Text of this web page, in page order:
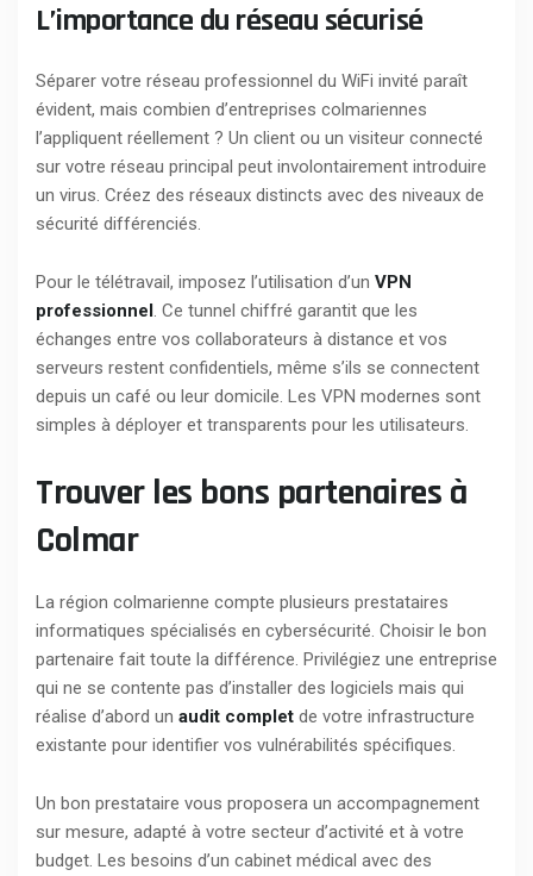
L’importance du réseau sécurisé
Séparer votre réseau professionnel du WiFi invité paraît
évident, mais combien d’entreprises colmariennes
l’appliquent réellement ? Un client ou un visiteur connecté
sur votre réseau principal peut involontairement introduire
un virus. Créez des réseaux distincts avec des niveaux de
sécurité différenciés.
Pour le télétravail, imposez l’utilisation d’un VPN
professionnel . Ce tunnel chiffré garantit que les
échanges entre vos collaborateurs à distance et vos
serveurs restent confidentiels, même s’ils se connectent
depuis un café ou leur domicile. Les VPN modernes sont
simples à déployer et transparents pour les utilisateurs.
Trouver les bons partenaires à
Colmar
La région colmarienne compte plusieurs prestataires
informatiques spécialisés en cybersécurité. Choisir le bon
partenaire fait toute la différence. Privilégiez une entreprise
qui ne se contente pas d’installer des logiciels mais qui
réalise d’abord un audit complet de votre infrastructure
existante pour identifier vos vulnérabilités spécifiques.
Un bon prestataire vous proposera un accompagnement
sur mesure, adapté à votre secteur d’activité et à votre
budget. Les besoins d’un cabinet médical avec des